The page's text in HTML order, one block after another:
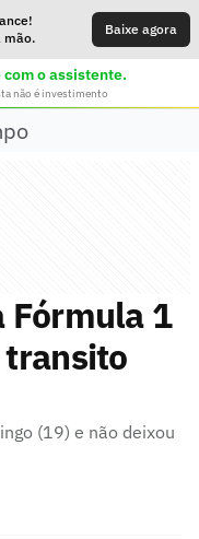
mão.
Baixe agora
com o assistente.
não é investimento
Fórmula 1
(19) e não deixou